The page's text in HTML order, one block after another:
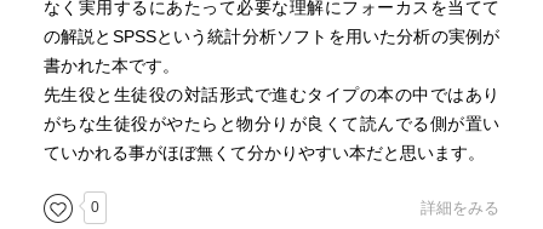
なく実用するにあたって必要な理解にフォーカスを当てて
の解説とSPSSという統計分析ソフトを用いた分析の実例が
書かれた本です。
先生役と生徒役の対話形式で進むタイプの本の中ではあり
がちな生徒役がやたらと物分りが良くて読んでる側が置い
ていかれる事がほぼ無くて分かりやすい本だと思います。
0 詳細をみる